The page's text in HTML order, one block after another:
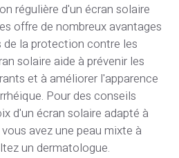
régulière d'un écran solaire
offre de nombreux avantages
de la protection contre les
solaire aide à prévenir les
et à améliorer l'apparence
Pour des conseils
d'un écran solaire adapté à
avez une peau mixte à
un dermatologue.